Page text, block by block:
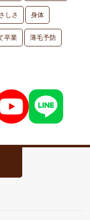
しさ 身体
卒業 薄毛予防